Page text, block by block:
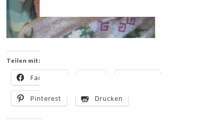
Teilen mit:
Facebook
Pinterest Drucken